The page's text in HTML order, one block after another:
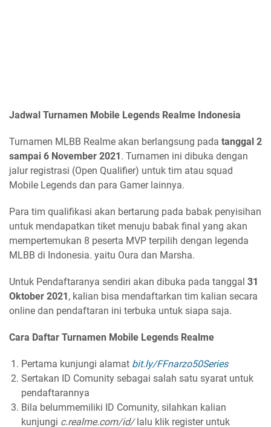
Jadwal Turnamen Mobile Legends Realme Indonesia
Turnamen MLBB Realme akan berlangsung pada tanggal 2
sampai 6 November 2021. Turnamen ini dibuka dengan
jalur registrasi (Open Qualifier) untuk tim atau squad
Mobile Legends dan para Gamer lainnya.
Para tim qualifikasi akan bertarung pada babak penyisihan
untuk mendapatkan tiket menuju babak final yang akan
mempertemukan 8 peserta MVP terpilih dengan legenda
MLBB di Indonesia. yaitu Oura dan Marsha.
Untuk Pendaftaranya sendiri akan dibuka pada tanggal 31
Oktober 2021, kalian bisa mendaftarkan tim kalian secara
online dan pendaftaran ini terbuka untuk siapa saja.
Cara Daftar Turnamen Mobile Legends Realme
Pertama kunjungi alamat bit.ly/FFnarzo50Series
Sertakan ID Comunity sebagai salah satu syarat untuk
pendaftarannya
Bila belummemiliki ID Comunity, silahkan kalian
kunjungi c.realme.com/id/lalu klik register untuk